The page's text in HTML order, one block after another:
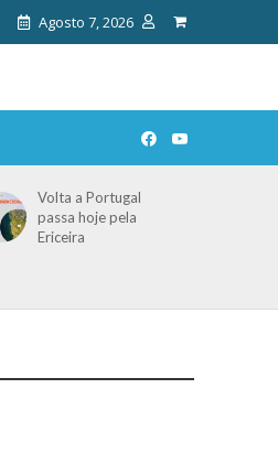
Agosto 7, 2026
Volta a Portugal
passa hoje pela
Ericeira